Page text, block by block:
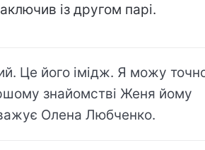
із другом парі.
Це його імідж. Я можу
знайомстві Женя йому
Олена Любченко.